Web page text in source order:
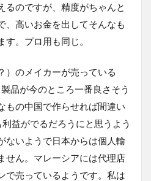
るのですが、精度がちゃんと
、高いお金を出してそんなも
。プロ用も同じ。
）のメイカーが売っている
品が今のところ一番良さそう
もの中国で作らせれば間違い
益がでるだろうにと思うよう
ないようで日本からは個人輸
せん。マレーシアには代理店
で売っているようです。私は